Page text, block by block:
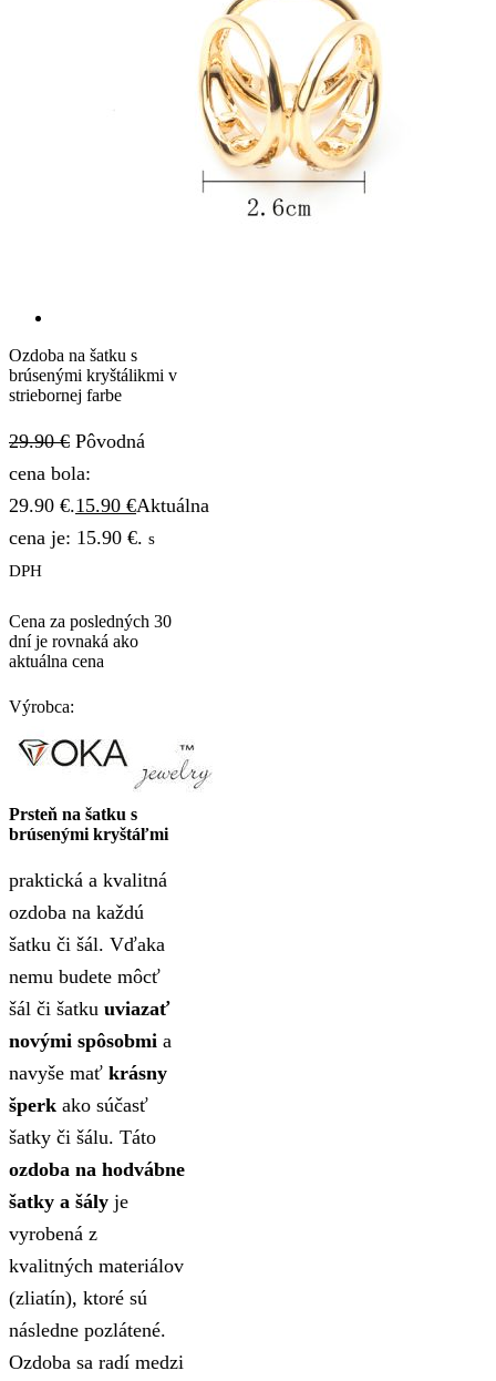
Ozdoba na šatku s
brúsenými kryštálikmi v
striebornej farbe
29.90€ Pôvodná
cena bola:
29.90 €.15.90 €Aktuálna
cena je: 15.90 €. s
DPH
Cena za posledných 30
dní je rovnaká ako
aktuálna cena
Výrobca:
Prsteň na šatku s
brúsenými kryštáľmi
praktická a kvalitná
ozdoba na každú
šatku či šál. Vďaka
nemu budete môcť
šál či šatku uviazať
novými spôsobmi a
navyše mať krásny
šperk ako súčasť
šatky či šálu. Táto
ozdoba na hodvábne
šatky a šály je
vyrobená z
kvalitných materiálov
(zliatín), ktoré sú
následne pozlátené.
Ozdoba sa radí medzi